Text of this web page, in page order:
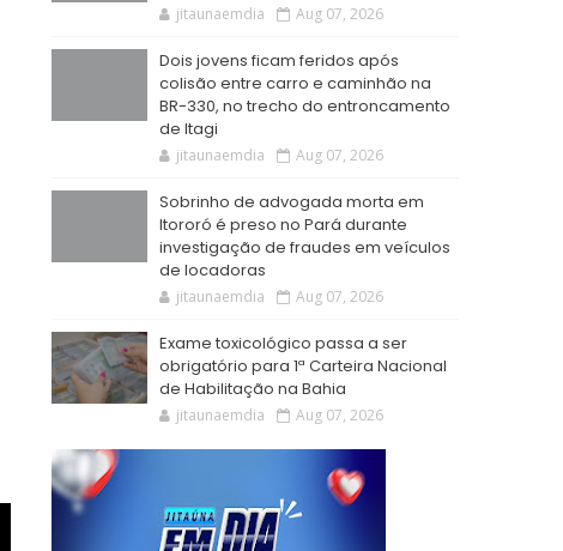
jitaunaemdia Aug 07, 2026
Dois jovens ficam feridos após
colisão entre carro e caminhão na
BR-330, no trecho do entroncamento
de Itagi
jitaunaemdia Aug 07, 2026
Sobrinho de advogada morta em
Itororó é preso no Pará durante
investigação de fraudes em veículos
de locadoras
jitaunaemdia Aug 07, 2026
Exame toxicológico passa a ser
obrigatório para 1ª Carteira Nacional
de Habilitação na Bahia
jitaunaemdia Aug 07, 2026